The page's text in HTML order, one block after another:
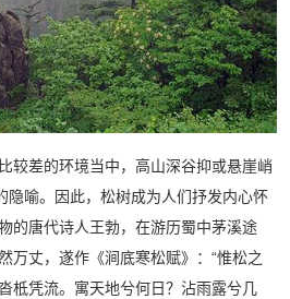
差的环境当中，高山深谷抑或悬崖峭
隐喻。因此，松树成为人们抒发内心怀
的唐代诗人王勃，在游历蜀中茅溪途
万丈，遂作《涧底寒松赋》：“惟松之
柢凭流。寓天地兮何日？沾雨露兮几